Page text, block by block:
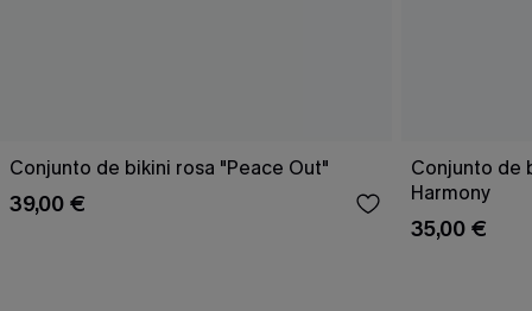
Conjunto de bikini rosa "Peace Out"
39,00 €
Conjunto de
Harmony
35,00 €